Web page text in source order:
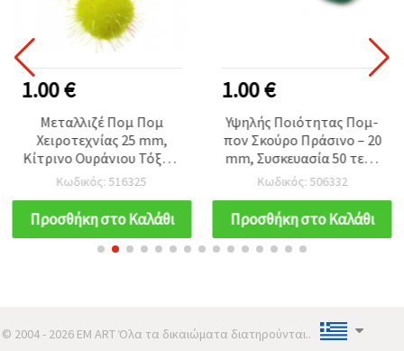
1.00 €
Μεταλλιζέ Πομ Πομ
Χειροτεχνίας 25 mm,
Κίτρινο Ουράνιου Τόξου,
Συσκευασία 20 τεμ.
Κωδικός: 516325
Προσθήκη στο Καλάθι
1.00 €
Υψηλής Ποιότητας Πομ-
πον Σκούρο Πράσινο – 20
mm, Συσκευασία 50 τεμ.,
Απαλές Διακοσμητικές
Μπαλίτσες για
Χειροτεχνίες και DIY
Κατασκευές
Κωδικός: 506332
Προσθήκη στο Καλάθι
© 2004 - 2026 EM ART Όλα τα δικαιώματα διατηρούνται..